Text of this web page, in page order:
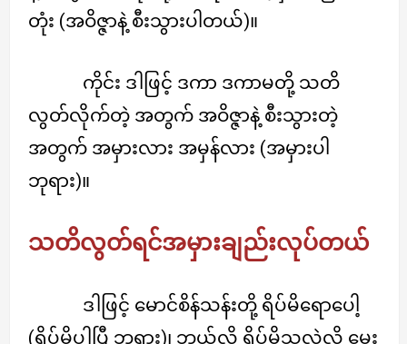
တုံး (အဝိဇ္ဇာနဲ့ စီးသွားပါတယ်)။
ကိုင်း ဒါဖြင့် ဒကာ ဒကာမတို့ သတိ
လွတ်လိုက်တဲ့ အတွက် အဝိဇ္ဇာနဲ့ စီးသွားတဲ့
အတွက် အမှားလား အမှန်လား (အမှားပါ
ဘုရား)။
သတိလွတ်ရင်အမှားချည်းလုပ်တယ်
ဒါဖြင့် မောင်စိန်သန်းတို့ ရိပ်မိရောပေါ့
(ရိပ်မိပါပြီ ဘုရား)၊ ဘယ်လို ရိပ်မိသလဲလို့ မေး